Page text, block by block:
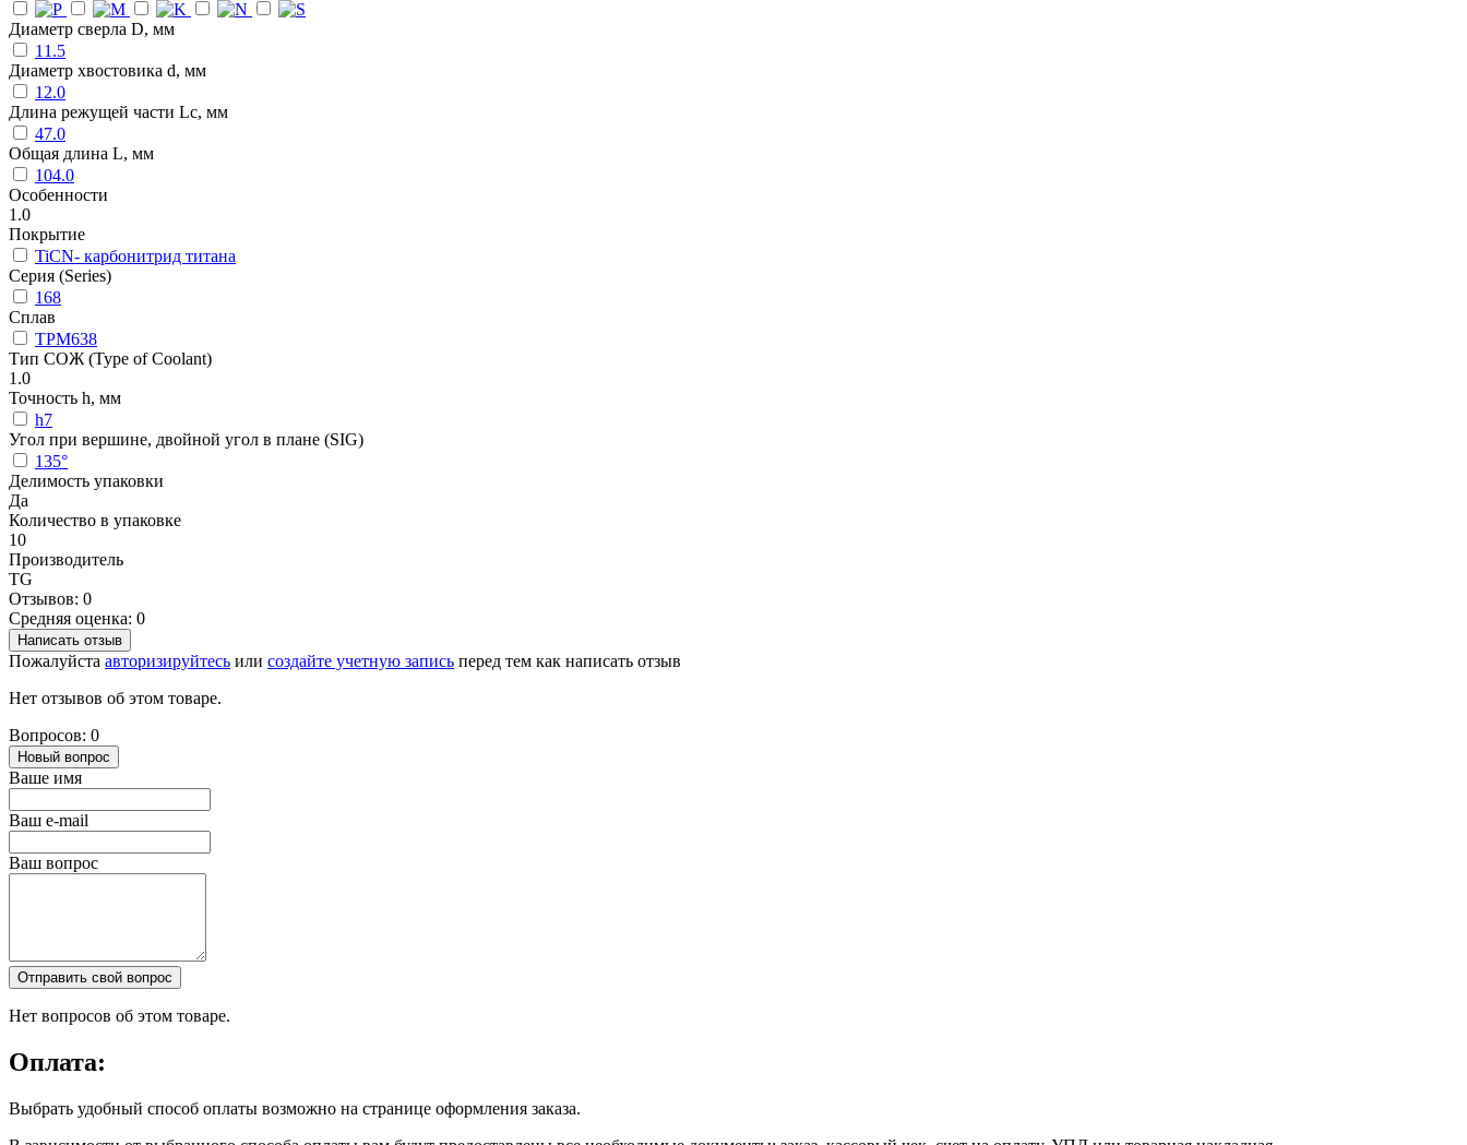
Диаметр сверла D, мм
11.5
Диаметр хвостовика d, мм
12.0
Длина режущей части Lc, мм
47.0
Общая длина L, мм
104.0
Особенности
1.0
Покрытие
TiCN- карбонитрид титана
Серия (Series)
168
Сплав
TPM638
Тип СОЖ (Type of Coolant)
1.0
Точность h, мм
h7
Угол при вершине, двойной угол в плане (SIG)
135°
Делимость упаковки
Да
Количество в упаковке
10
Производитель
TG
Отзывов: 0
Средняя оценка: 0
Написать отзыв
Пожалуйста авторизируйтесь или создайте учетную запись перед тем как написать отзыв
Нет отзывов об этом товаре.
Вопросов: 0
Новый вопрос
Ваше имя
Ваш e-mail
Ваш вопрос
Отправить свой вопрос
Нет вопросов об этом товаре.
Оплата:
Выбрать удобный способ оплаты возможно на странице оформления заказа.